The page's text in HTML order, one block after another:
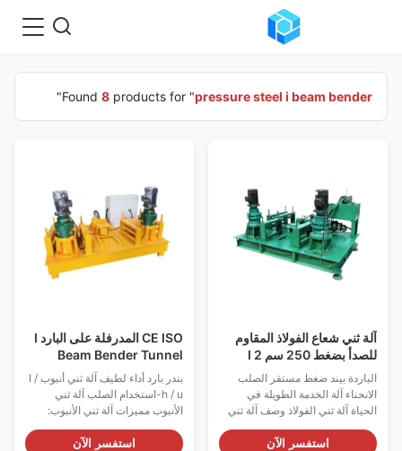
Found 8 products for "pressure steel i beam bender
"
آلة ثني شعاع الفولاذ المقاوم
للصدأ بضغط 250 سم 2 I
الباردة بيند ضغط مستقر الصلب
الانحناء آلة الخدمة الطويلة في
الحياة آلة ثني الفولاذ وصف آلة ثني
الفولاذ: آلة ثني الفولاذ ، والمعروفة
استفسر الآن
CE ISO المدرفلة على البارد I
Beam Bender Tunnel
معدات البناء
بندر بارد أداء لطيف آلة ثني أنبوب I /
h / u-استخدام الصلب آلة ثني
الأنبوب مميزات آلة ثني الأنبوب:
تستخدم آلة ثني الأنبوب بشكل
أساسي في الأنفاق ، ومترو الأنفاق ،
استفسر الآن